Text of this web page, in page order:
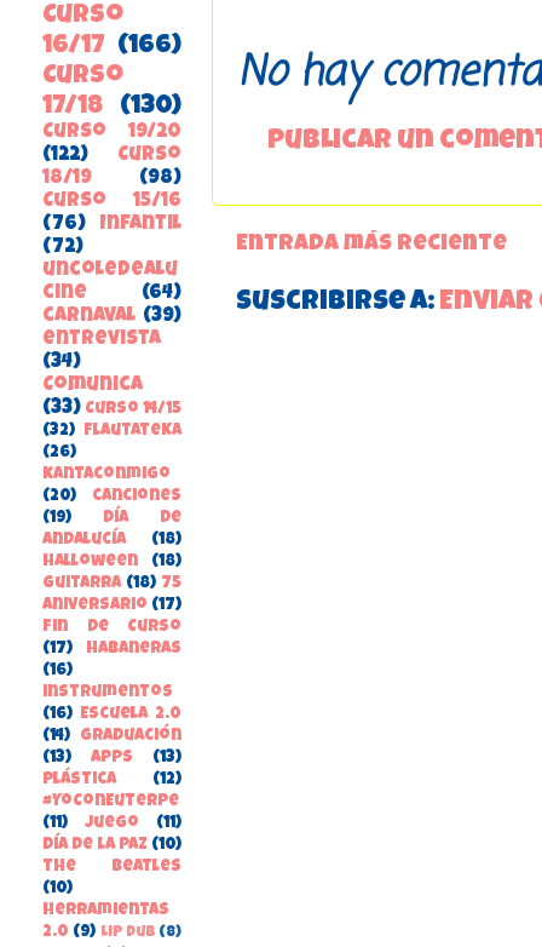
No hay
Publicar un
Entrada más reciente
Suscribirse a: Enviar
Curso
16/17 (166)
Curso
17/18
(130)
Curso 19/20
(122)
Curso
18/19
(98)
Curso 15/16
(76)
Infantil
(72)
uncoledealu
cine
(64)
carnaval (39)
entrevista
(34)
ComunicA
(33) Curso 14/15
(32)
FlautateKa
(26)
kantaconmigo
(20)
canciones
(19)
Día de
Andalucía
(18)
Halloween
(18)
guitarra (18) 75
aniversario (17)
Fin de Curso
(17)
habaneras
(16)
instrumentos
(16) Escuela 2.0
(14)
Graduación
(13)
apps
(13)
Plástica
(12)
#YoConEuterpe
(11)
juego
(11)
Día de la Paz (10)
the beatles
(10)
herramientas
2.0 (9) Lip Dub (8)